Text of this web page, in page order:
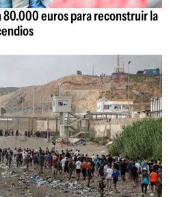
euros para reconstruir la